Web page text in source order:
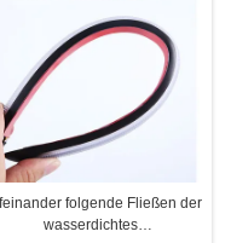
folgende Fließen der
wasserdichtes